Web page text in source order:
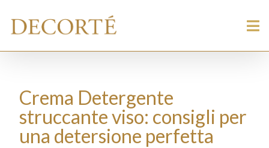
Crema Detergente
struccante viso: consigli per
una detersione perfetta